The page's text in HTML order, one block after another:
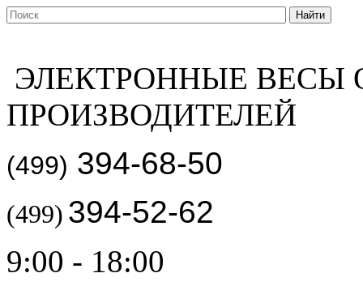
ЭЛЕКТРОННЫЕ ВЕСЫ
ПРОИЗВОДИТЕЛЕЙ
(499) 394-68-50
(499) 394-52-62
9:00 - 18:00